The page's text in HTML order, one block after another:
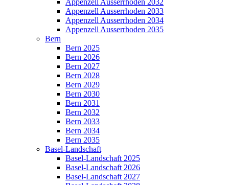
Appenzell Ausserrhoden 2032
Appenzell Ausserrhoden 2033
Appenzell Ausserrhoden 2034
Appenzell Ausserrhoden 2035
Bern
Bern 2025
Bern 2026
Bern 2027
Bern 2028
Bern 2029
Bern 2030
Bern 2031
Bern 2032
Bern 2033
Bern 2034
Bern 2035
Basel-Landschaft
Basel-Landschaft 2025
Basel-Landschaft 2026
Basel-Landschaft 2027